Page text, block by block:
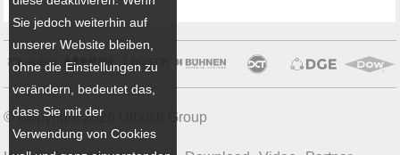
© Copyright 2026 Ulbrich Group
Sie jedoch weiterhin auf
unserer Website bleiben,
ohne die Einstellungen zu
verändern, bedeutet das,
dass Sie mit der
Verwendung von Cookies